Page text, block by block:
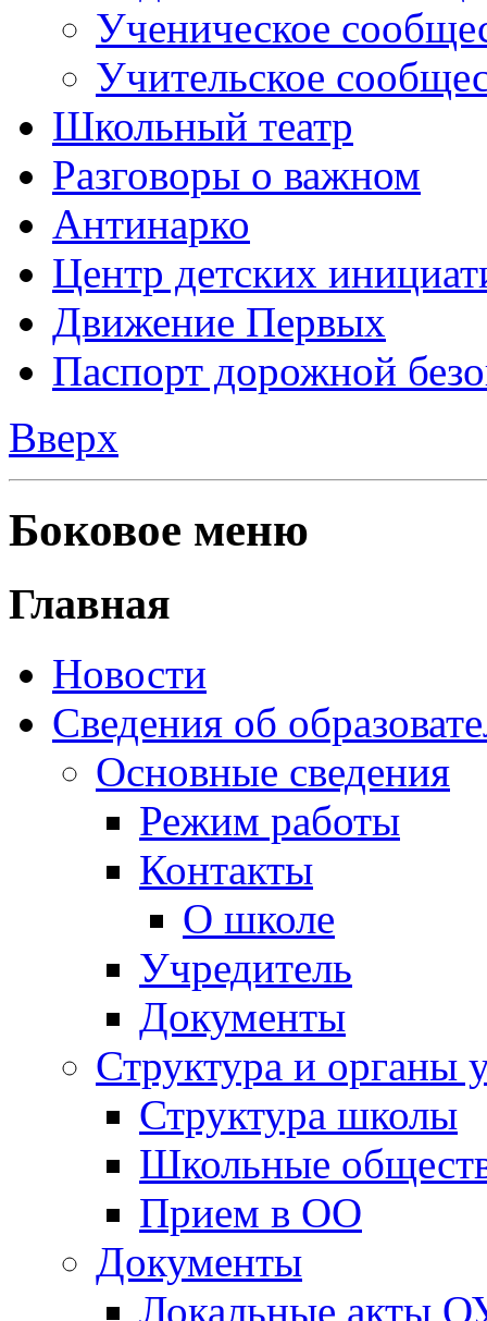
Разговоры о важном
Антинарко
Центр детских
Движение Первых
Паспорт дорожной
Вверх
Боковое меню
Главная
Сведения об
Основные сведения
Режим работы
Контакты
О школе
Учредитель
Документы
Структура и
Структура школы
Школьные
Прием в ОО
Документы
Локальные акты
Документы
График
Образование